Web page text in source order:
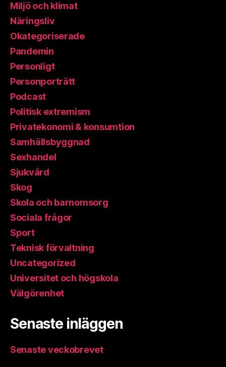
Miljö och klimat
Näringsliv
Okategoriserade
Pandemin
Personligt
Personporträtt
Podcast
Politisk extremism
Privatekonomi & konsumtion
Samhällsbyggnad
Sexhandel
Sjukvård
Skog
Skola och barnomsorg
Sociala frågor
Sport
Teknisk förvaltning
Uncategorized
Universitet och högskola
Välgörenhet
Senaste inläggen
Senaste veckobrevet